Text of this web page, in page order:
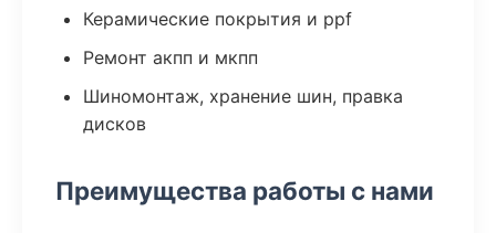
Керамические покрытия и ppf
Ремонт акпп и мкпп
Шиномонтаж, хранение шин, правка
дисков
Преимущества работы с нами